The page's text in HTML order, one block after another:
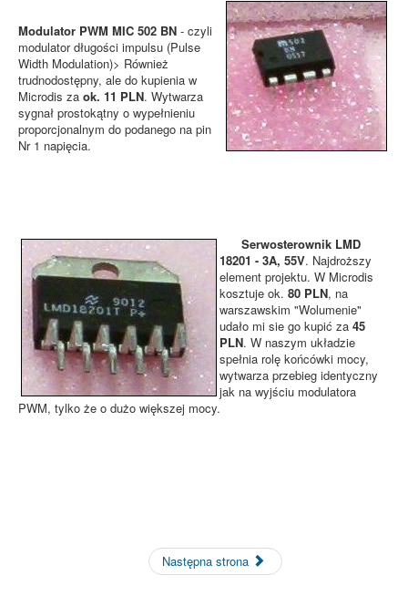
Modulator PWM MIC 502 BN - czyli
modulator długości impulsu (Pulse
Width Modulation)> Również
trudnodostępny, ale do kupienia w
Microdis za ok. 11 PLN. Wytwarza
sygnał prostokątny o wypełnieniu
proporcjonalnym do podanego na pin
Nr 1 napięcia.
Serwosterownik LMD
18201 - 3A, 55V. Najdroższy
element projektu. W Microdis
kosztuje ok. 80 PLN, na
warszawskim "Wolumenie"
udało mi sie go kupić za 45
PLN. W naszym układzie
spełnia rolę końcówki mocy,
wytwarza przebieg identyczny
jak na wyjściu modulatora
PWM, tylko że o dużo większej mocy.
Następna strona